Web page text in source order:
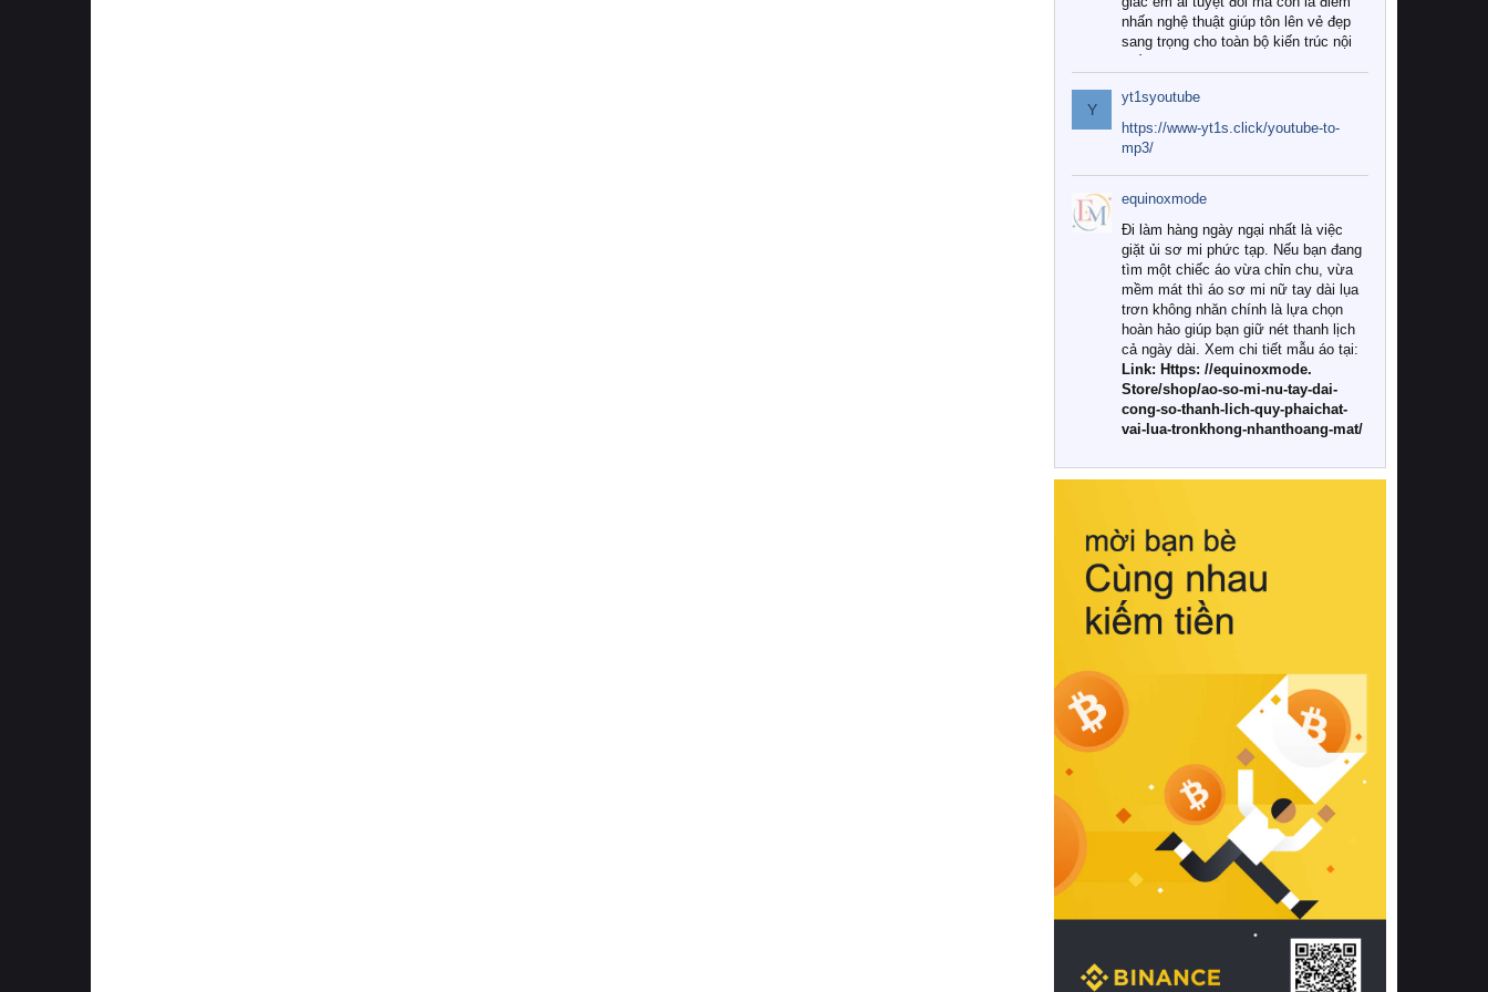
nhấn nghệ thuật giúp tôn lên vẻ đẹp
sang trọng cho toàn bộ kiến trúc nội
Tuy nhiên, giữa thị trường đa dạng
với vô vàn thương hiệu và mẫu mã
như hiện nay, làm thế nào để chọn
được những bộ chăn ga gối đệm cao
cấp thực sự chất lượng, phù hợp với
khí hậu và nhu cầu sử dụng của gia
đình? Hãy cùng chúng tôi đi tìm lời
giải đáp chi tiết qua bài viết dưới đây.
1. Tại sao các gia đình hiện đại lại ưa
chuộng chăn ga gối đệm cao cấp?
Khác với các dòng sản phẩm thông
thường, những bộ chăn ga gối đệm
cao cấp trải qua quy trình sản xuất
nghiêm ngặt từ khâu chọn lọc nguyên
liệu tự nhiên đến công nghệ dệt
nhuộm hiện đại không chứa hóa chất
này, bạn sẽ cảm nhận rõ rệt sự khác
hồi chuẩn xác của phần đệm nâng đỡ
cột sống.
Bên cạnh đó, việc lựa chọn các dòng
sản phẩm đạt chuẩn chất lượng quốc
tế còn giúp ngăn ngừa tình trạng kích
khuẩn và nấm mốc trong điều kiện
thời tiết nóng ẩm. Bạn có thể tìm hiểu
thêm các nghiên cứu khoa học về tác
động của giấc ngủ và môi trường
phòng ngủ đối với sức khỏe con
người tại Sleep Foundation (External
Link) để có cái nhìn toàn diện hơn.
2. Các tiêu chí vàng khi lựa chọn
chăn ga gối đệm cao cấp cho phòng
ngủ
Để sở hữu một bộ chăn ga gối đệm
cao cấp hoàn hảo cả về thẩm mỹ lẫn
công năng, người tiêu dùng cần cân
nhắc kỹ lưỡng các tiêu chí quan trọng
Y
yt1syoutube
https://www-yt1s.click/youtube-to-
mp3/
equinoxmode
Đi làm hàng ngày ngại nhất là việc
giặt ủi sơ mi phức tạp. Nếu bạn đang
tìm một chiếc áo vừa chỉn chu, vừa
mềm mát thì áo sơ mi nữ tay dài lụa
trơn không nhăn chính là lựa chọn
hoàn hảo giúp bạn giữ nét thanh lịch
cả ngày dài. Xem chi tiết mẫu áo tại:
Link: Https: //equinoxmode.
Store/shop/ao-so-mi-nu-tay-dai-
cong-so-thanh-lich-quy-phaichat-
vai-lua-tronkhong-nhanthoang-mat/